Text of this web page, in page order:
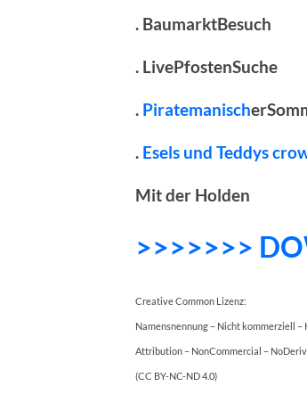
. BaumarktBesuch
. LivePfostenSuche
. Piratemanisch
. Esels und Teddys
Mit der Holden
>>>>>>>
Creative Common Lizenz:
Namensnennung – Nicht kommerziell
Attribution – NonCommercial –
(CC BY-NC-ND 4.0)